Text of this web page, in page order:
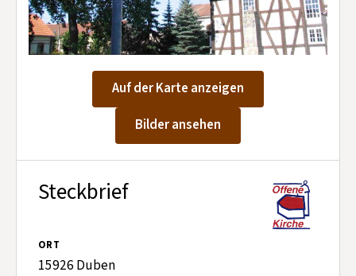
Infobrief abonnieren
Kontakt aufnehmen
Mitglied werden
Auf der Karte anzeigen
Bilder ansehen
Steckbrief
ORT
15926 Duben